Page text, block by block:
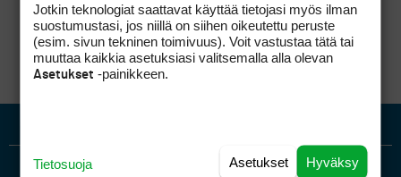
IMG-tägillä liitetty kuva näkyy näin:
Jotkin teknologiat saattavat käyttää tietojasi myös ilman
suostumustasi, jos niillä on siihen oikeutettu peruste
(esim. sivun tekninen toimivuus). Voit vastustaa tätä tai
muuttaa kaikkia asetuksiasi valitsemalla alla olevan
Asetukset -painikkeen.
Hyväksy
Asetukset
Tietosuoja